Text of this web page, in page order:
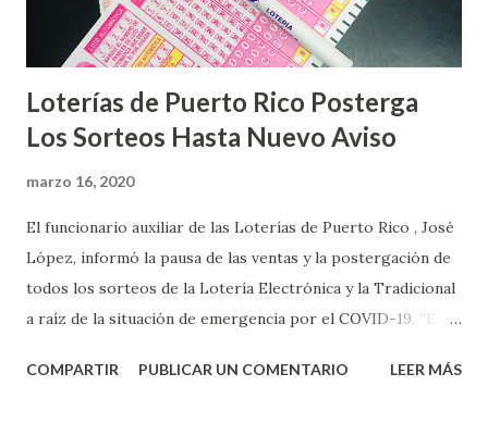
Loterías de Puerto Rico Posterga
Los Sorteos Hasta Nuevo Aviso
marzo 16, 2020
El funcionario auxiliar de las Loterías de Puerto Rico , José
López, informó la pausa de las ventas y la postergación de
todos los sorteos de la Lotería Electrónica y la Tradicional
a raíz de la situación de emergencia por el COVID-19. “En
proteger la salud de nuestros empleados, vendedores y
COMPARTIR PUBLICAR UN COMENTARIO LEER MÁS